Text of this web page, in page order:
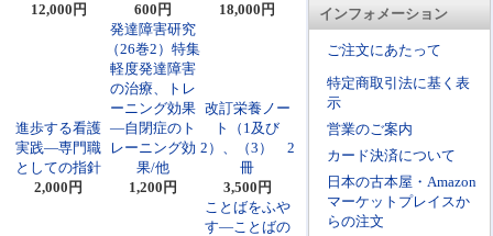
インフォメーション
ご注文にあたって
特定商取引法に基く表
示
営業のご案内
カード決済について
日本の古本屋・Amazon
マーケットプレイスか
らの注文
12,000円
600円
18,000円
進歩する看護
実践―専門職
としての指針
2,000円
発達障害研究
（26巻2）特集
軽度発達障害
の治療、トレ
ーニング効果
―自閉症のト
レーニング効
果/他
1,200円
改訂栄養ノー
ト（1及び
2）、（3） 2
冊
3,500円
ことばをふや
す―ことばの